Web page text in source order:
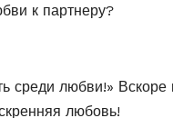
к партнеру?
среди любви!»
любовь!